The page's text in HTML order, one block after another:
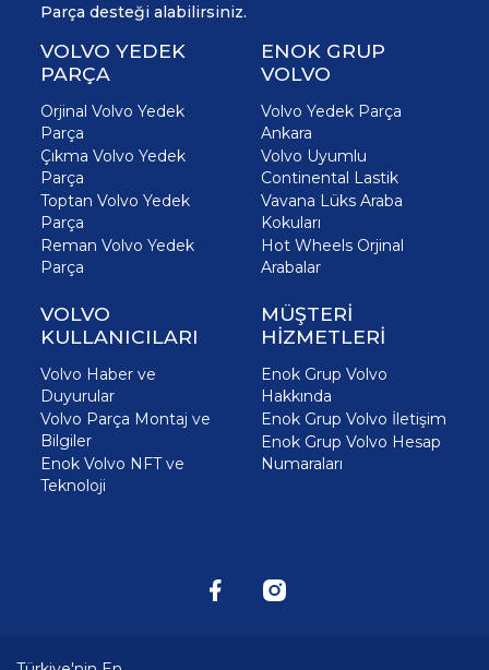
Parça desteği alabilirsiniz.
VOLVO YEDEK
PARÇA
Orjinal Volvo Yedek
Parça
Çıkma Volvo Yedek
Parça
Toptan Volvo Yedek
Parça
Reman Volvo Yedek
Parça
ENOK GRUP
VOLVO
Volvo Yedek Parça
Ankara
Volvo Uyumlu
Continental Lastik
Vavana Lüks Araba
Kokuları
Hot Wheels Orjinal
Arabalar
VOLVO
KULLANICILARI
Volvo Haber ve
Duyurular
Volvo Parça Montaj ve
Bilgiler
Enok Volvo NFT ve
Teknoloji
MÜŞTERİ
HİZMETLERİ
Enok Grup Volvo
Hakkında
Enok Grup Volvo İletişim
Enok Grup Volvo Hesap
Numaraları